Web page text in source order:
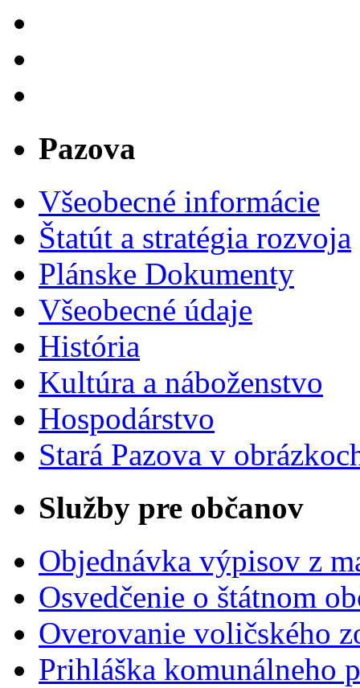
Pazova
Všeobecné informácie
Štatút a stratégia rozvoja
Plánske Dokumenty
Všeobecné údaje
História
Kultúra a náboženstvo
Hospodárstvo
Stará Pazova v
Služby pre občanov
Objednávka výpisov z
Osvedčenie o štátnom
Overovanie voličského
Prihláška komunálneho